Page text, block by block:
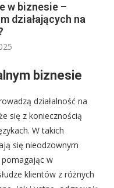
w biznesie –
działających na
biznesie
działalność na
się z koniecznością
W takich
się nieodzownym
pomagając w
klientów z różnych